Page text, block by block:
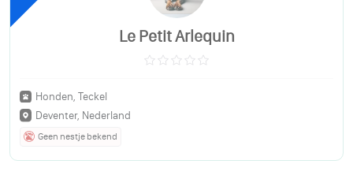
Le Petit Arlequin
Honden, Teckel
Deventer, Nederland
Geen nestje bekend